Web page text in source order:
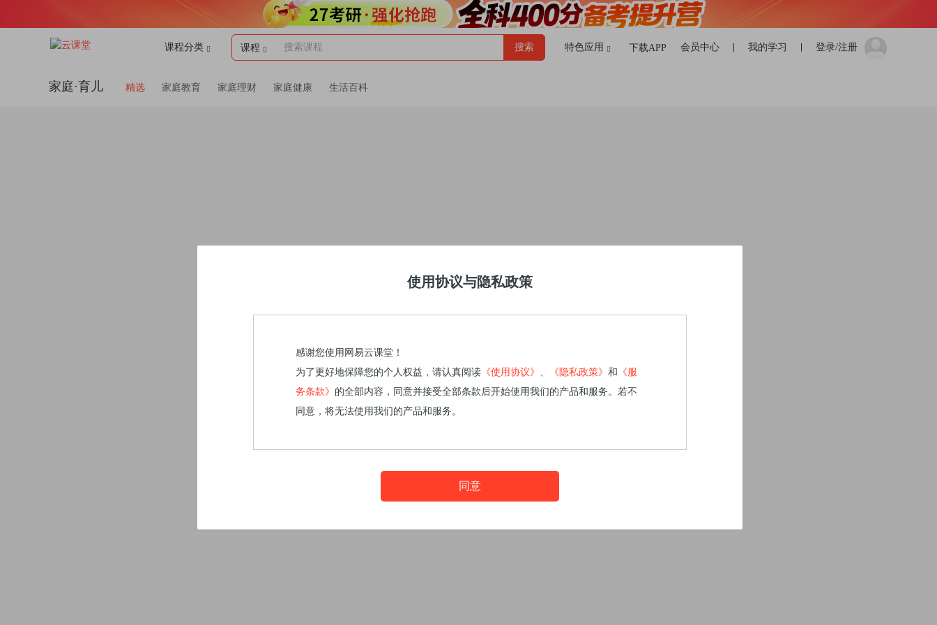
课程分类 课程 搜索课程 搜索 特色应用 下载APP 登录/注册
我的学习
会员中心
家庭·育儿 精选 家庭教育 家庭理财 家庭健康 生活百科
使用协议与隐私政策
感谢您使用网易云课堂！
为了更好地保障您的个人权益，请认真阅读 《使用协议》 《隐私政策》 和 《服
务条款》 的全部内容，同意并接受全部条款后开始使用我们的产品和服务。若不
同意，将无法使用我们的产品和服务。
同意